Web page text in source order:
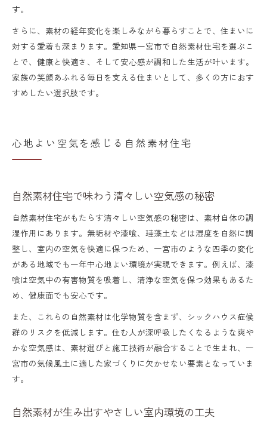
す。
さらに、素材の経年変化を楽しみながら暮らすことで、住まいに
対する愛着も深まります。愛知県一宮市で自然素材住宅を選ぶこ
とで、健康と快適さ、そして安心感が調和した生活が叶います。
家族の笑顔あふれる毎日を支える住まいとして、多くの方におす
すめしたい選択肢です。
心地よい空気を感じる自然素材住宅
自然素材住宅で味わう清々しい空気感の秘密
自然素材住宅がもたらす清々しい空気感の秘密は、素材自体の調
湿作用にあります。無垢材や漆喰、珪藻土などは湿度を自然に調
整し、室内の空気を快適に保つため、一宮市のような四季の変化
がある地域でも一年中心地よい環境が実現できます。例えば、漆
喰は空気中の有害物質を吸着し、清浄な空気を保つ効果もあるた
め、健康面でも安心です。
また、これらの自然素材は化学物質を含まず、シックハウス症候
群のリスクを低減します。住む人が深呼吸したくなるような爽や
かな空気感は、素材選びと施工技術が融合することで生まれ、一
宮市の気候風土に適した家づくりに欠かせない要素となっていま
す。
自然素材が生み出すやさしい室内環境の工夫